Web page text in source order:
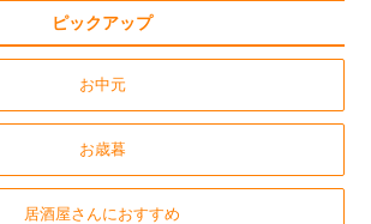
ピックアップ
お中元
お歳暮
居酒屋さんにおすすめ